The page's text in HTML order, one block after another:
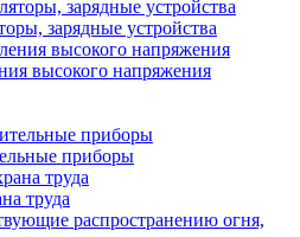
зарядные устройства
высокого напряжения
приборы
труда